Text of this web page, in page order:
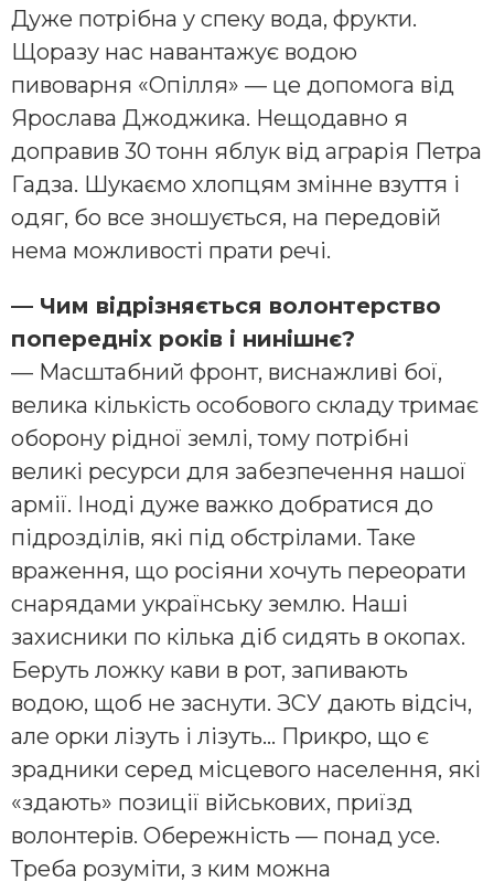
Дуже потрібна у спеку вода, фрукти.
Щоразу нас навантажує водою
пивоварня «Опілля» — це допомога від
Ярослава Джоджика. Нещодавно я
доправив 30 тонн яблук від аграрія Петра
Гадза. Шукаємо хлопцям змінне взуття і
одяг, бо все зношується, на передовій
нема можливості прати речі.
— Чим відрізняється волонтерство
попередніх років і нинішнє?
— Масштабний фронт, виснажливі бої,
велика кількість особового складу тримає
оборону рідної землі, тому потрібні
великі ресурси для забезпечення нашої
армії. Іноді дуже важко добратися до
підрозділів, які під обстрілами. Таке
враження, що росіяни хочуть переорати
снарядами українську землю. Наші
захисники по кілька діб сидять в окопах.
Беруть ложку кави в рот, запивають
водою, щоб не заснути. ЗСУ дають відсіч,
але орки лізуть і лізуть… Прикро, що є
зрадники серед місцевого населення, які
«здають» позиції військових, приїзд
волонтерів. Обережність — понад усе.
Треба розуміти, з ким можна